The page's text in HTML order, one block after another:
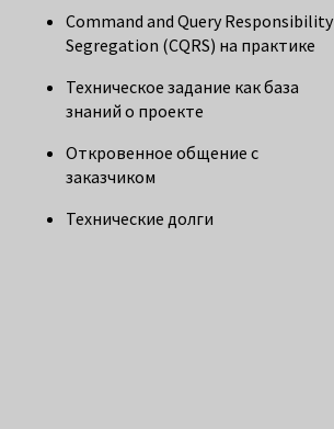
Command and Query Responsibility
Segregation (CQRS) на практике
Техническое задание как база
знаний о проекте
Откровенное общение с
заказчиком
Технические долги